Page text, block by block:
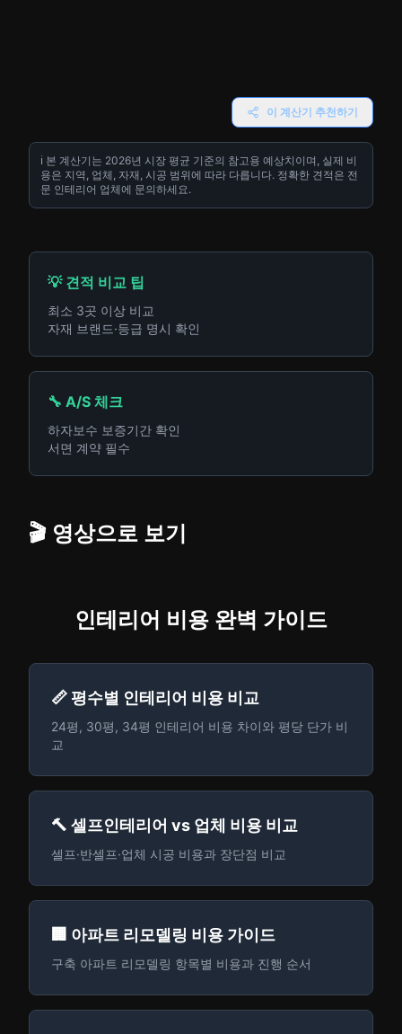
이 계산기 추천하기
ℹ️ 본 계산기는 2026년 시장 평균 기준의 참고용 예상치이며, 실제 비
용은 지역, 업체, 자재, 시공 범위에 따라 다릅니다. 정확한 견적은 전
문 인테리어 업체에 문의하세요.
💡 견적 비교 팁
최소 3곳 이상 비교
자재 브랜드·등급 명시 확인
🔧 A/S 체크
하자보수 보증기간 확인
서면 계약 필수
🎬 영상으로 보기
인테리어 비용 완벽 가이드
📏 평수별 인테리어 비용 비교
24평, 30평, 34평 인테리어 비용 차이와 평당 단가 비
교
🔨 셀프인테리어 vs 업체 비용 비교
셀프·반셀프·업체 시공 비용과 장단점 비교
🏢 아파트 리모델링 비용 가이드
구축 아파트 리모델링 항목별 비용과 진행 순서